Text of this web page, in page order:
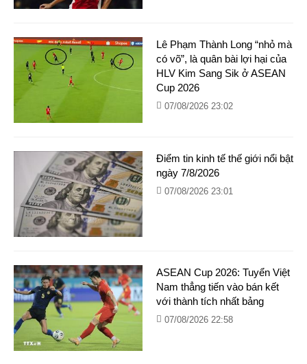
Lê Phạm Thành Long “nhỏ mà
có võ”, là quân bài lợi hại của
HLV Kim Sang Sik ở ASEAN
Cup 2026
07/08/2026 23:02
Điểm tin kinh tế thế giới nổi bật
ngày 7/8/2026
07/08/2026 23:01
ASEAN Cup 2026: Tuyển Việt
Nam thẳng tiến vào bán kết
với thành tích nhất bảng
07/08/2026 22:58